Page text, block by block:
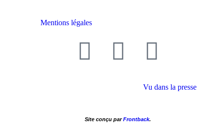
Mentions légales
Vu dans la presse
Site conçu parFrontback.